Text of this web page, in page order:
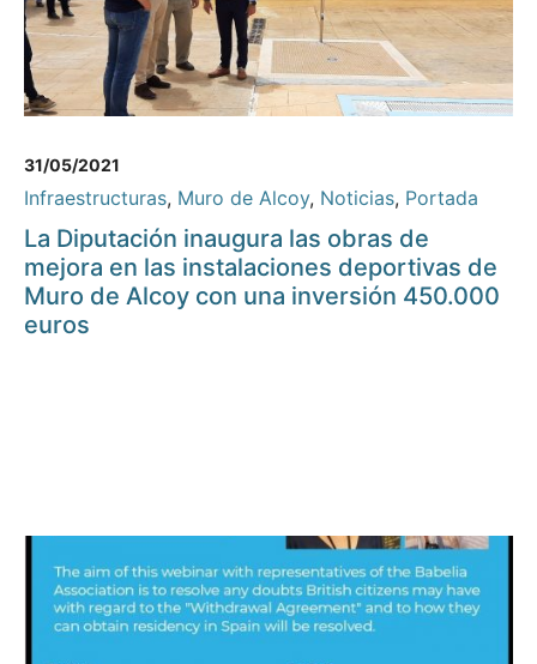
31/05/2021
Infraestructuras, Muro de Alcoy, Noticias, Portada
La Diputación inaugura las obras de
mejora en las instalaciones deportivas de
Muro de Alcoy con una inversión 450.000
euros